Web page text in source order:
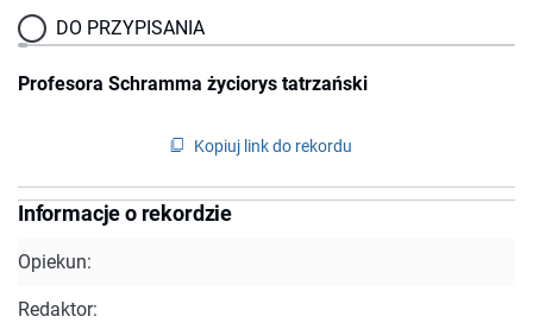
DO PRZYPISANIA
Profesora Schramma życiorys tatrzański
Kopiuj link do rekordu
Informacje o rekordzie
Opiekun:
Redaktor: